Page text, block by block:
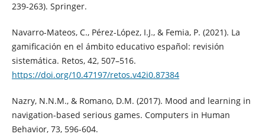
239-263). Springer.
Navarro-Mateos, C., Pérez-López, I.J., & Femia, P. (2021). La
gamificación en el ámbito educativo español: revisión
sistemática. Retos, 42, 507–516.
https://doi.org/10.47197/retos.v42i0.87384
Nazry, N.N.M., & Romano, D.M. (2017). Mood and learning in
navigation-based serious games. Computers in Human
Behavior, 73, 596-604.